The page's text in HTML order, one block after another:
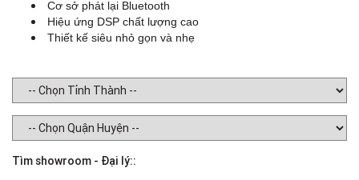
Cơ sở phát lại Bluetooth
Hiệu ứng DSP chất lượng cao
Thiết kế siêu nhỏ gọn và nhẹ
Tìm showroom - Đại lý::